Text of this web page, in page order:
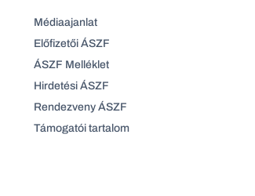
Médiaajanlat
Előfizetői ÁSZF
ÁSZF Melléklet
Hirdetési ÁSZF
Rendezveny ÁSZF
Támogatói tartalom